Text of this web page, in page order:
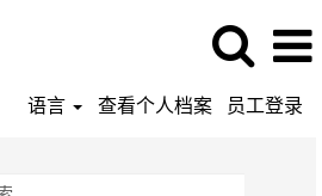
语言 查看个人档案 员工登录